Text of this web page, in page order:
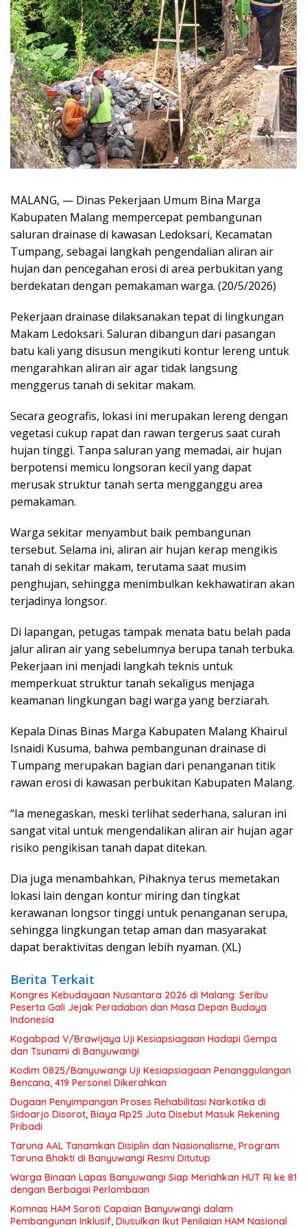
MALANG, — Dinas Pekerjaan Umum Bina Marga
Kabupaten Malang mempercepat pembangunan
saluran drainase di kawasan Ledoksari, Kecamatan
Tumpang, sebagai langkah pengendalian aliran air
hujan dan pencegahan erosi di area perbukitan yang
berdekatan dengan pemakaman warga. (20/5/2026)
Pekerjaan drainase dilaksanakan tepat di lingkungan
Makam Ledoksari. Saluran dibangun dari pasangan
batu kali yang disusun mengikuti kontur lereng untuk
mengarahkan aliran air agar tidak langsung
menggerus tanah di sekitar makam.
Secara geografis, lokasi ini merupakan lereng dengan
vegetasi cukup rapat dan rawan tergerus saat curah
hujan tinggi. Tanpa saluran yang memadai, air hujan
berpotensi memicu longsoran kecil yang dapat
merusak struktur tanah serta mengganggu area
pemakaman.
Warga sekitar menyambut baik pembangunan
tersebut. Selama ini, aliran air hujan kerap mengikis
tanah di sekitar makam, terutama saat musim
penghujan, sehingga menimbulkan kekhawatiran akan
terjadinya longsor.
Di lapangan, petugas tampak menata batu belah pada
jalur aliran air yang sebelumnya berupa tanah terbuka.
Pekerjaan ini menjadi langkah teknis untuk
memperkuat struktur tanah sekaligus menjaga
keamanan lingkungan bagi warga yang berziarah.
Kepala Dinas Binas Marga Kabupaten Malang Khairul
Isnaidi Kusuma, bahwa pembangunan drainase di
Tumpang merupakan bagian dari penanganan titik
rawan erosi di kawasan perbukitan Kabupaten Malang.
“Ia menegaskan, meski terlihat sederhana, saluran ini
sangat vital untuk mengendalikan aliran air hujan agar
risiko pengikisan tanah dapat ditekan.
Dia juga menambahkan, Pihaknya terus memetakan
lokasi lain dengan kontur miring dan tingkat
kerawanan longsor tinggi untuk penanganan serupa,
sehingga lingkungan tetap aman dan masyarakat
dapat beraktivitas dengan lebih nyaman. (XL)
Berita Terkait
Kongres Kebudayaan Nusantara 2026 di Malang: Seribu
Peserta Gali Jejak Peradaban dan Masa Depan Budaya
Indonesia
Kogabpad V/Brawijaya Uji Kesiapsiagaan Hadapi Gempa
dan Tsunami di Banyuwangi
Kodim 0825/Banyuwangi Uji Kesiapsiagaan Penanggulangan
Bencana, 419 Personel Dikerahkan
Dugaan Penyimpangan Proses Rehabilitasi Narkotika di
Sidoarjo Disorot, Biaya Rp25 Juta Disebut Masuk Rekening
Pribadi
Taruna AAL Tanamkan Disiplin dan Nasionalisme, Program
Taruna Bhakti di Banyuwangi Resmi Ditutup
Warga Binaan Lapas Banyuwangi Siap Meriahkan HUT RI ke 81
dengan Berbagai Perlombaan
Komnas HAM Soroti Capaian Banyuwangi dalam
Pembangunan Inklusif, Diusulkan Ikut Penilaian HAM Nasional